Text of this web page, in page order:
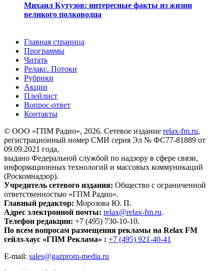
Михаил Кутузов: интересные факты из жизни
великого полководца
Главная страница
Программы
Читать
Релакс. Потоки
Рубрики
Акции
Плейлист
Вопрос-ответ
Контакты
© ООО «ГПМ Радио», 2026. Сетевое издание relax-fm.ru,
регистрационный номер СМИ серия Эл № ФС77-81889 от
09.09.2021 года,
выдано Федеральной службой по надзору в сфере связи,
информационных технологий и массовых коммуникаций
(Роскомнадзор).
Учредитель сетевого издания: Общество с ограниченной
ответственностью «ГПМ Радио».
Главный редактор: Морозова Ю. П.
Адрес электронной почты: relax@relax-fm.ru.
Телефон редакции: +7 (495) 730-10-10.
По всем вопросам размещения рекламы на Relax FM
сейлз-хаус «ГПМ Реклама» : +7 (495) 921-40-41
E-mail: sales@gazprom-media.ru